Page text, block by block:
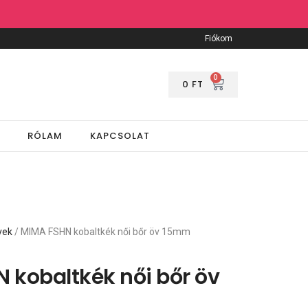
Fiókom
0 FT
0
RÓLAM KAPCSOLAT
/ MIMA FSHN kobaltkék női bőr öv 15mm
kobaltkék női bőr öv